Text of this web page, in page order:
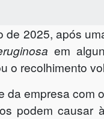
de 2025, após
em
o recolhimento
da empresa com
podem causar